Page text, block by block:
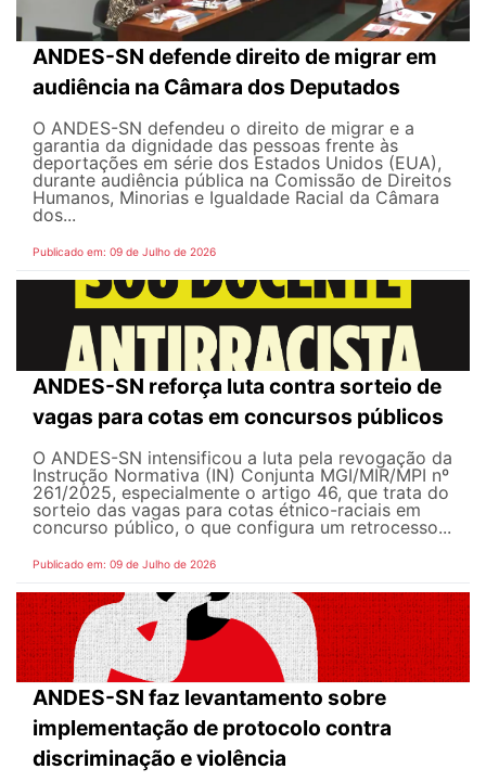
ANDES-SN defende direito de migrar em
audiência na Câmara dos Deputados
O ANDES-SN defendeu o direito de migrar e a
garantia da dignidade das pessoas frente às
deportações em série dos Estados Unidos (EUA),
durante audiência pública na Comissão de Direitos
Humanos, Minorias e Igualdade Racial da Câmara
dos...
Publicado em: 09 de Julho de 2026
ANDES-SN reforça luta contra sorteio de
vagas para cotas em concursos públicos
O ANDES-SN intensificou a luta pela revogação da
Instrução Normativa (IN) Conjunta MGI/MIR/MPI nº
261/2025, especialmente o artigo 46, que trata do
sorteio das vagas para cotas étnico-raciais em
concurso público, o que configura um retrocesso...
Publicado em: 09 de Julho de 2026
ANDES-SN faz levantamento sobre
implementação de protocolo contra
discriminação e violência